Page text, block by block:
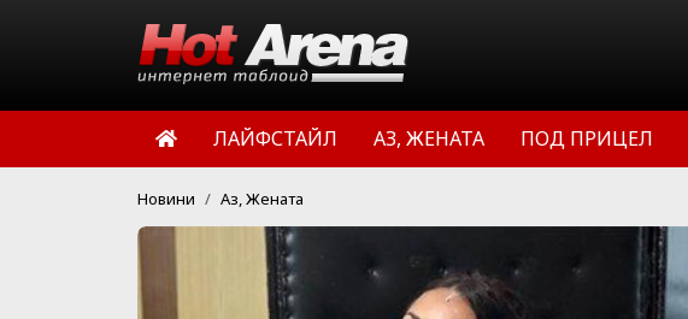
ЛАЙФСТАЙЛ АЗ, ЖЕНАТА ПОД ПРИЦЕЛ
Новини Аз, Жената